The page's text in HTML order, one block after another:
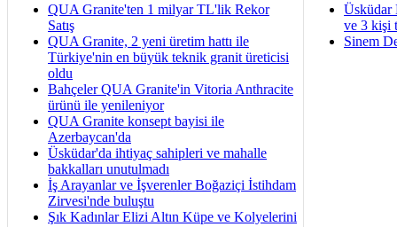
QUA Granite'ten 1 milyar TL'lik Rekor
Satış
QUA Granite, 2 yeni üretim hattı ile
Türkiye'nin en büyük teknik granit üreticisi
oldu
Bahçeler QUA Granite'in Vitoria Anthracite
ürünü ile yenileniyor
QUA Granite konsept bayisi ile
Azerbaycan'da
Üsküdar'da ihtiyaç sahipleri ve mahalle
bakkalları unutulmadı
İş Arayanlar ve İşverenler Boğaziçi İstihdam
Zirvesi'nde buluştu
Şık Kadınlar Elizi Altın Küpe ve Kolyelerini
Üsküdar
ve 3 kişi
Sinem